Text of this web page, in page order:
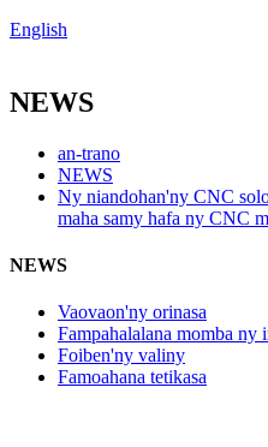
English
NEWS
an-trano
NEWS
Ny niandohan'ny CNC
maha samy hafa ny CNC
NEWS
Vaovaon'ny orinasa
Fampahalalana momba ny
Foiben'ny valiny
Famoahana tetikasa